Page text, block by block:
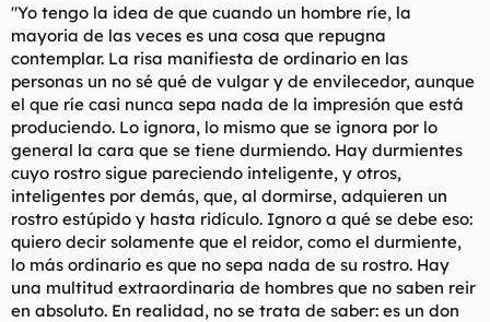
"Yo tengo la idea de que cuando un hombre ríe, la
mayoria de las veces es una cosa que repugna
contemplar. La risa manifiesta de ordinario en las
personas un no sé qué de vulgar y de envilecedor, aunque
el que ríe casi nunca sepa nada de la impresión que está
produciendo. Lo ignora, lo mismo que se ignora por lo
general la cara que se tiene durmiendo. Hay durmientes
cuyo rostro sigue pareciendo inteligente, y otros,
inteligentes por demás, que, al dormirse, adquieren un
rostro estúpido y hasta ridículo. Ignoro a qué se debe eso:
quiero decir solamente que el reidor, como el durmiente,
lo más ordinario es que no sepa nada de su rostro. Hay
una multitud extraordinaria de hombres que no saben reir
en absoluto. En realidad, no se trata de saber: es un don